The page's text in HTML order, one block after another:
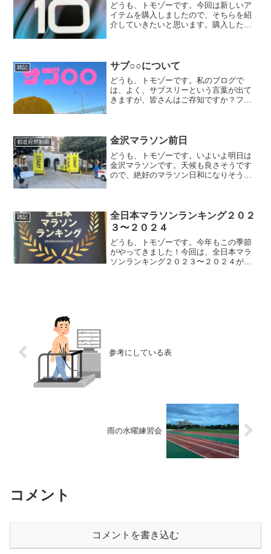
どうも、トモゾーです。今回は新しいア
イテムを購入しましたので、そちらを紹
介していきたいと思います。購入したも
ションカメラにも色々ある...
雑記 サブ○○について
どうも、トモゾーです。私のブログで
は、よく、サブスリーという言葉が出て
きますが、皆さんはご存知ですか？フル
ングをしている方や、そもそ...
都道府県制覇 金沢マラソン前日
どうも、トモゾーです。いよいよ明日は
金沢マラソンです。天候も良さそうです
ので、絶好のマラソン日和になりそうで
設されている「もてなしメ...
雑記
全日本マラソンランキング２０２
３〜２０２４
どうも、トモゾーです。今年もこの季節
がやってきました！今回は、全日本マラ
ソンランキング２０２３〜２０２４が発
参考にしている表
雨の水曜練習会
コメント
コメントを書き込む